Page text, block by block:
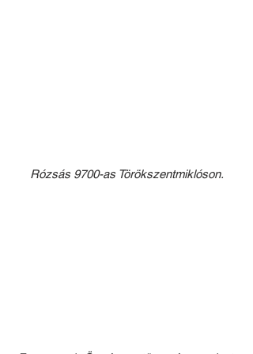
Rózsás 9700-as Törökszentmiklóson.